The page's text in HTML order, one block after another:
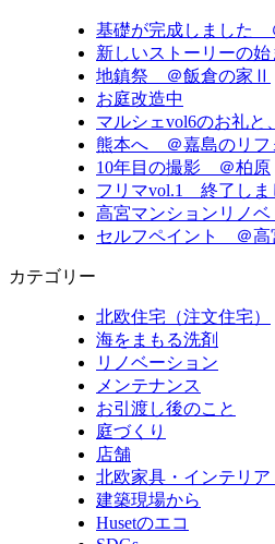
基礎が完成しました
新しいストーリーの
地鎮祭 ＠飯倉の家Ⅱ
お庭改造中
マルシェvol6のお礼と
熊本へ ＠嘉島のリフ
10年目の撮影 ＠柏原
フリマvol.1 終了しま
高宮マンションリノ
セルフペイント ＠高
カテゴリー
北欧住宅（注文住宅）
海をまもる洗剤
リノベーション
メンテナンス
お引渡し後のこと
庭づくり
店舗
北欧家具・インテリ
建築現場から
Husetのエコ